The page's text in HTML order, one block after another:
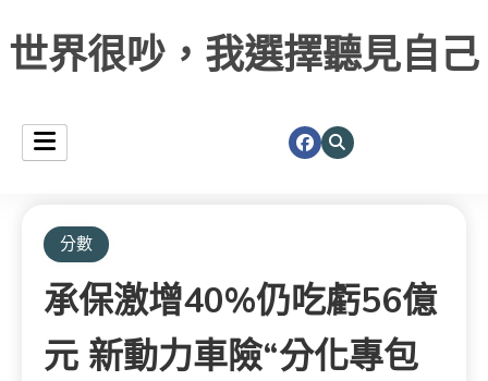
世界很吵，我選擇聽見自己
分數
承保激增40%仍吃虧56億
元 新動力車險“分化專包